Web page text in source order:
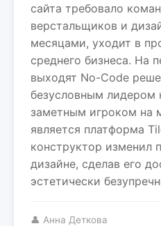
сайта требовало
верстальщиков и
месяцами, уходит в
среднего бизнеса. На
выходят No-Code
безусловным лидером
заметным игроком на
является платформа
конструктор изменил
дизайне, сделав его
эстетически
👤 Анна Деткова